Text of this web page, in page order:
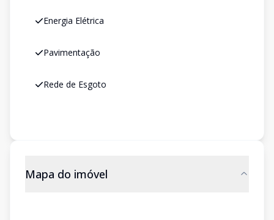
Energia Elétrica
Pavimentação
Rede de Esgoto
Mapa do imóvel